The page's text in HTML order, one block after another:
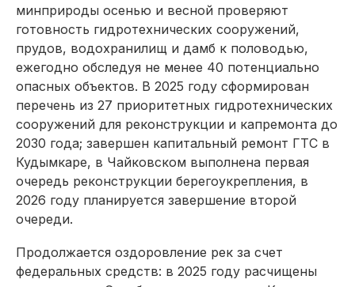
минприроды осенью и весной проверяют
готовность гидротехнических сооружений,
прудов, водохранилищ и дамб к половодью,
ежегодно обследуя не менее 40 потенциально
опасных объектов. В 2025 году сформирован
перечень из 27 приоритетных гидротехнических
сооружений для реконструкции и капремонта до
2030 года; завершен капитальный ремонт ГТС в
Кудымкаре, в Чайковском выполнена первая
очередь реконструкции берегоукрепления, в
2026 году планируется завершение второй
очереди.
Продолжается оздоровление рек за счет
федеральных средств: в 2025 году расчищены